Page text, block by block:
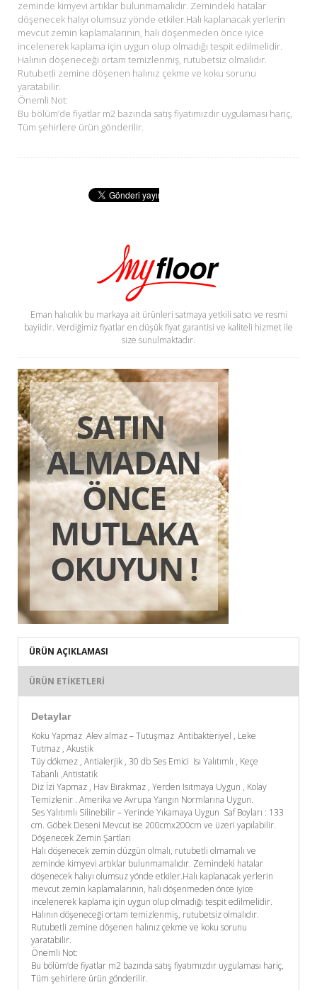
zeminde kimyevi artıklar bulunmamalıdır. Zemindeki hatalar
döşenecek halıyı olumsuz yönde etkiler.Halı kaplanacak yerlerin
mevcut zemin kaplamalarının, halı döşenmeden önce iyice
incelenerek kaplama için uygun olup olmadığı tespit edilmelidir.
Halının döşeneceği ortam temizlenmiş, rutubetsiz olmalıdır.
Rutubetli zemine döşenen halınız çekme ve koku sorunu
yaratabilir.
Önemli Not:
Bu bölüm’de fiyatlar m2 bazında satış fiyatımızdır uygulaması hariç,
Tüm şehirlere ürün gönderilir.
Eman halıcılık bu markaya ait ürünleri satmaya yetkili satıcı ve resmi
bayiidir. Verdiğimiz fiyatlar en düşük fiyat garantisi ve kaliteli hizmet ile
size sunulmaktadır.
ÜRÜN AÇIKLAMASI
ÜRÜN ETIKETLERI
Detaylar
Koku Yapmaz Alev almaz – Tutuşmaz Antibakteriyel , Leke
Tutmaz , Akustik
Tüy dökmez , Antialerjik , 30 db Ses Emici Isı Yalıtımlı , Keçe
Tabanlı ,Antistatik
Diz İzi Yapmaz , Hav Bırakmaz , Yerden Isıtmaya Uygun , Kolay
Temizlenir . Amerika ve Avrupa Yangın Normlarına Uygun.
Ses Yalıtımlı Silinebilir – Yerinde Yıkamaya Uygun Saf Boyları : 133
cm. Göbek Deseni Mevcut ise 200cmx200cm ve üzeri yapılabilir.
Döşenecek Zemin Şartları
Halı döşenecek zemin düzgün olmalı, rutubetli olmamalı ve
zeminde kimyevi artıklar bulunmamalıdır. Zemindeki hatalar
döşenecek halıyı olumsuz yönde etkiler.Halı kaplanacak yerlerin
mevcut zemin kaplamalarının, halı döşenmeden önce iyice
incelenerek kaplama için uygun olup olmadığı tespit edilmelidir.
Halının döşeneceği ortam temizlenmiş, rutubetsiz olmalıdır.
Rutubetli zemine döşenen halınız çekme ve koku sorunu
yaratabilir.
Önemli Not:
Bu bölüm’de fiyatlar m2 bazında satış fiyatımızdır uygulaması hariç,
Tüm şehirlere ürün gönderilir.